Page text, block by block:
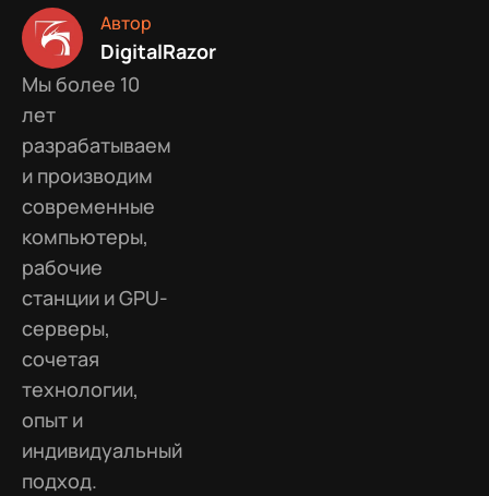
Автор
DigitalRazor
Мы более 10
лет
разрабатываем
и производим
современные
компьютеры,
рабочие
станции и GPU-
серверы,
сочетая
технологии,
опыт и
индивидуальный
подход.